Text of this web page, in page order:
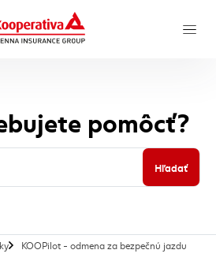
pomôcť?
Hľadať
KOOPilot - odmena za bezpečnú jazdu